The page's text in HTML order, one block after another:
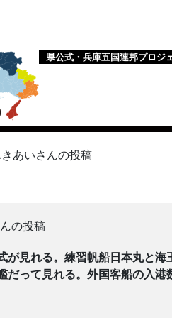
県公式・兵庫五国連邦プロジ
あいさんの投稿
の投稿
が見れる。練習帆船日本丸と
だって見れる。外国客船の入港